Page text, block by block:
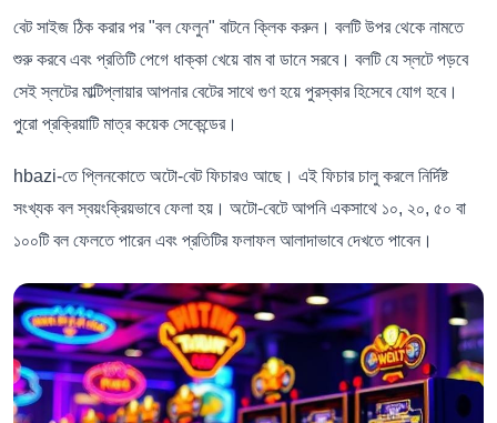
বেট সাইজ ঠিক করার পর "বল ফেলুন" বাটনে ক্লিক করুন। বলটি উপর থেকে নামতে
শুরু করবে এবং প্রতিটি পেগে ধাক্কা খেয়ে বাম বা ডানে সরবে। বলটি যে স্লটে পড়বে
সেই স্লটের মাল্টিপ্লায়ার আপনার বেটের সাথে গুণ হয়ে পুরস্কার হিসেবে যোগ হবে।
পুরো প্রক্রিয়াটি মাত্র কয়েক সেকেন্ডের।
hbazi-তে প্লিনকোতে অটো-বেট ফিচারও আছে। এই ফিচার চালু করলে নির্দিষ্ট
সংখ্যক বল স্বয়ংক্রিয়ভাবে ফেলা হয়। অটো-বেটে আপনি একসাথে ১০, ২০, ৫০ বা
১০০টি বল ফেলতে পারেন এবং প্রতিটির ফলাফল আলাদাভাবে দেখতে পাবেন।